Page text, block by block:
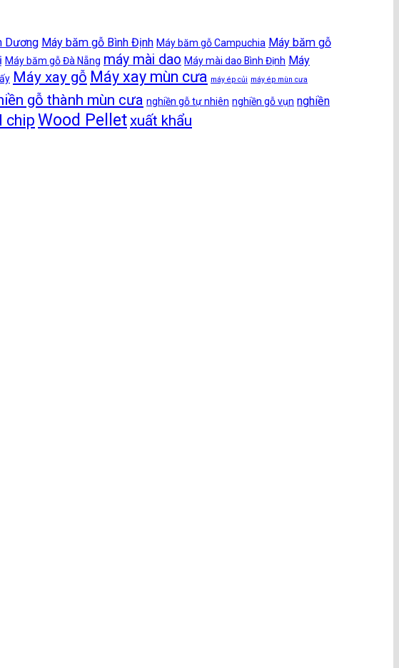
Dương Máy băm gỗ Bình Định Máy băm gỗ Campuchia Máy băm gỗ
Máy băm gỗ Đà Nẵng máy mài dao Máy mài dao Bình Định Máy
Máy xay gỗ Máy xay mùn cưa máy ép củi máy ép mùn cưa
gỗ thành mùn cưa nghiền gỗ tự nhiên nghiền gỗ vụn nghiền
chip Wood Pelletxuất khẩu